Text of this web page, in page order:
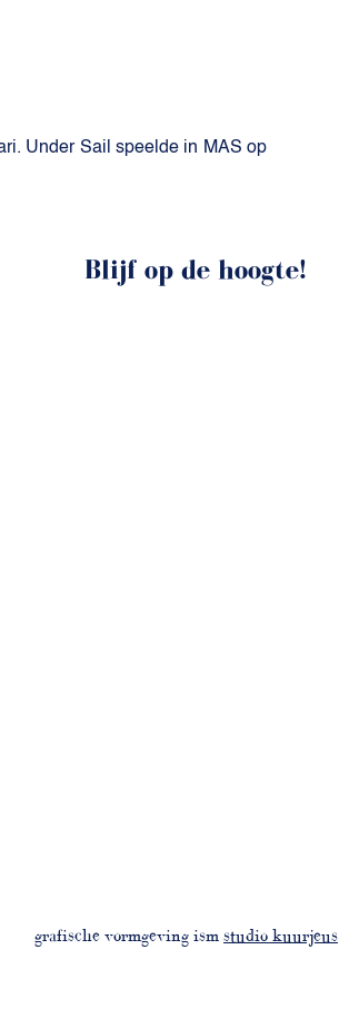
Under Sail speelde in MAS op
Blijf op de hoogte!
grafische vormgeving ism studio kuurjeus